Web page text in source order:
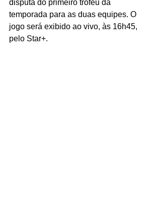
disputa do primeiro troféu da
temporada para as duas equipes. O
jogo será exibido ao vivo, às 16h45,
pelo Star+.